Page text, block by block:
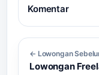
Komentar
← Lowongan
Lowongan